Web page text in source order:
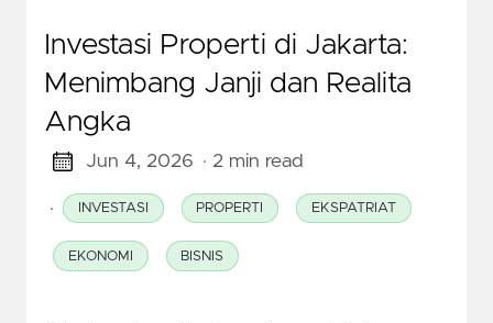
Investasi Properti di Jakarta:
Menimbang Janji dan Realita
Angka
Jun 4, 2026 · 2 min read
· INVESTASI PROPERTI EKSPATRIAT
EKONOMI BISNIS